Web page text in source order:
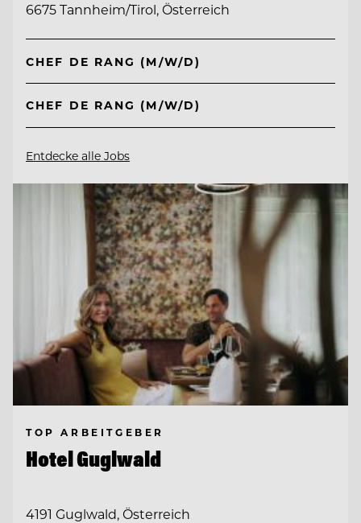
6675 Tannheim/Tirol, Österreich
CHEF DE RANG (M/W/D)
CHEF DE RANG (M/W/D)
Entdecke alle Jobs
TOP ARBEITGEBER
Hotel Guglwald
4191 Guglwald, Österreich